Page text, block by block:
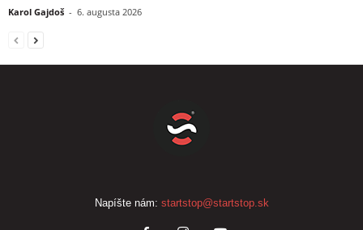
Karol Gajdoš - 6. augusta 2026
Napíšte nám: startstop@startstop.sk